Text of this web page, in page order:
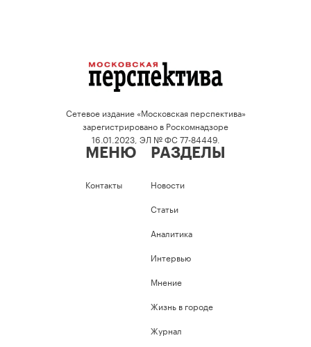
Сетевое издание «Московская перспектива»
зарегистрировано в Роскомнадзоре
16.01.2023, ЭЛ № ФС 77-84449.
МЕНЮ
Контакты
РАЗДЕЛЫ
Новости
Статьи
Аналитика
Интервью
Мнение
Жизнь в городе
Журнал